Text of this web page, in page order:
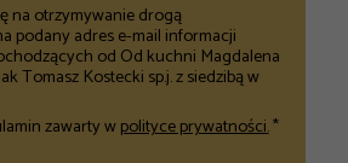
na otrzymywanie drogą
podany adres e-mail informacji
od Od kuchni Magdalena
Tomasz Kostecki sp.j. z siedzibą w
zawarty wpolityce prywatności.*